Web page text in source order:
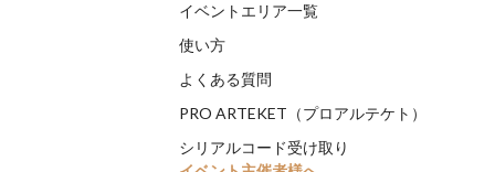
イベントエリア一覧
使い方
よくある質問
PRO ARTEKET（プロアルテケト）
シリアルコード受け取り